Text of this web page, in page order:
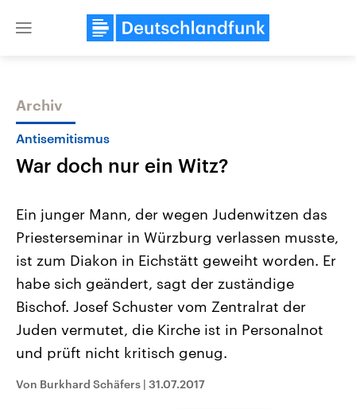
Close
Themen
Landtagswahl Sachsen-Anhalt
2026
Alle Informationen
Sachsen-Anhalt wählt am 6.
September 2026 einen neuen
Landtag. Seit 2021 wird das
Bundesland von einer Koalition aus
Umfragen, Prognosen,
Wahlprogramme, aktuelle Berichte
Aktuelle Beiträge,
Hintergründe
Wirtschaftlich und
gehören die Vereinigten
mit großem Einfluss auf
Archiv
Antisemitismus
War doch nur ein Witz?
Ein junger Mann, der wegen Judenwitzen das
Priesterseminar in Würzburg verlassen musste,
ist zum Diakon in Eichstätt geweiht worden. Er
habe sich geändert, sagt der zuständige
Bischof. Josef Schuster vom Zentralrat der
Juden vermutet, die Kirche ist in Personalnot
und prüft nicht kritisch genug.
Von Burkhard Schäfers | 31.07.2017